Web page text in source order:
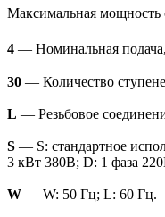
Максимальная мощность
4 — Номинальная
30 — Количество
L — Резьбовое
S — S: стандартное
3 кВт 380В; D: 1 фаза
W — W: 50 Гц; L: 60 Гц.